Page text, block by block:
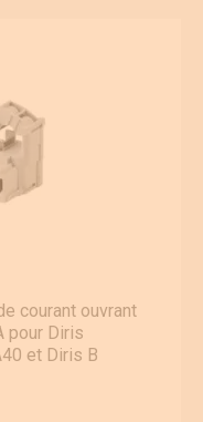
courant ouvrant
pour Diris
et Diris B